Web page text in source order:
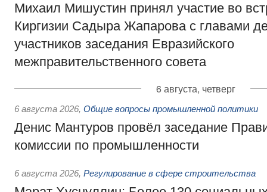
Михаил Мишустин принял участие во
Киргизии Садыра Жапарова с главами
участников заседания Евразийского
межправительственного совета
6 августа, четверг
6 августа 2026, Общие вопросы промышленной политики
Денис Мантуров провёл заседание
комиссии по промышленности
6 августа 2026, Регулирование в сфере строительства